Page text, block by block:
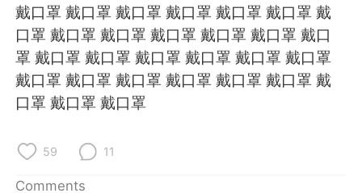
Türkçe Tiếng Việt
Português
戴口罩 戴口罩 戴口罩 戴口罩 戴口罩 戴口罩 戴
口罩 戴口罩 戴口罩 戴口罩 戴口罩 戴口罩 戴口
罩 戴口罩 戴口罩 戴口罩 戴口罩 戴口罩 戴口罩
戴口罩 戴口罩 戴口罩 戴口罩 戴口罩 戴口罩 戴
口罩 戴口罩 戴口罩
59 11
Comments